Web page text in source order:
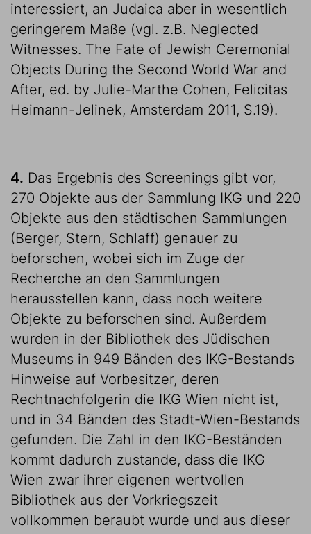
interessiert, an Judaica aber in wesentlich
geringerem Maße (vgl. z.B. Neglected
Witnesses. The Fate of Jewish Ceremonial
Objects During the Second World War and
After, ed. by Julie-Marthe Cohen, Felicitas
Heimann-Jelinek, Amsterdam 2011, S.19).
4. Das Ergebnis des Screenings gibt vor,
270 Objekte aus der Sammlung IKG und 220
Objekte aus den städtischen Sammlungen
(Berger, Stern, Schlaff) genauer zu
beforschen, wobei sich im Zuge der
Recherche an den Sammlungen
herausstellen kann, dass noch weitere
Objekte zu beforschen sind. Außerdem
wurden in der Bibliothek des Jüdischen
Museums in 949 Bänden des IKG-Bestands
Hinweise auf Vorbesitzer, deren
Rechtnachfolgerin die IKG Wien nicht ist,
und in 34 Bänden des Stadt-Wien-Bestands
gefunden. Die Zahl in den IKG-Beständen
kommt dadurch zustande, dass die IKG
Wien zwar ihrer eigenen wertvollen
Bibliothek aus der Vorkriegszeit
vollkommen beraubt wurde und aus dieser